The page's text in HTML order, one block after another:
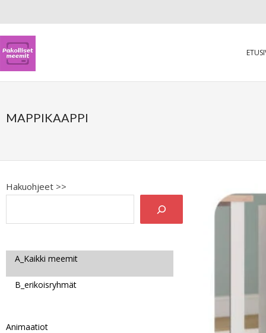
MAPPIKAAPPI
Hakuohjeet >>
A_Kaikki meemit
B_erikoisryhmät
Animaatiot